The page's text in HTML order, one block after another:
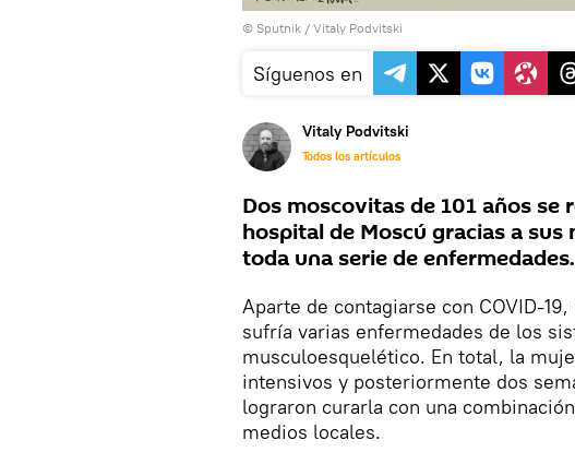
© Sputnik / Vitaly Podvitski
Síguenos en
Vitaly Podvitski
Todos los artículos
Dos moscovitas de 101 años se
hospital de Moscú gracias a sus
toda una serie de enfermedades.
Aparte de contagiarse con COVID-
sufría varias enfermedades de los
musculoesquelético. En total, la
intensivos y posteriormente dos
lograron curarla con una
medios locales.